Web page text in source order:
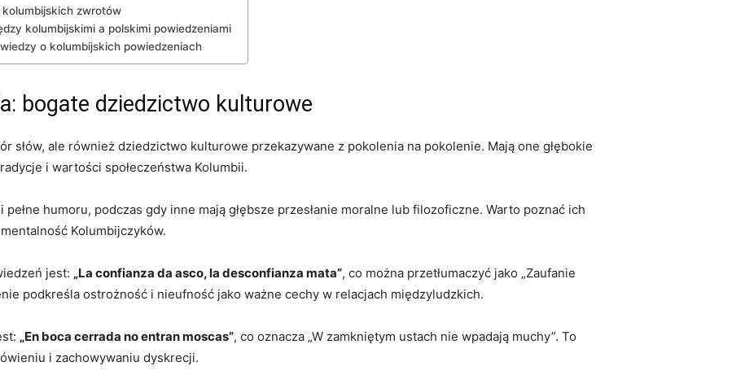
zwrotów
kolumbijskimi a polskimi powiedzeniami
o kolumbijskich ⁤powiedzeniach
bogate ‍dziedzictwo kulturowe
słów, ale również dziedzictwo kulturowe przekazywane z‍ pokolenia na pokolenie. Mają one głębokie‌
i wartości społeczeństwa Kolumbii.
humoru, ‍podczas gdy​ inne ⁤mają głębsze⁣ przesłanie moralne‌ lub filozoficzne.‍ Warto poznać ich⁤
Kolumbijczyków.
jest: „La⁣ confianza da asco, ‍la​ desconfianza mata”, co można przetłumaczyć jako „Zaufanie
podkreśla ostrożność i nieufność jako‌ ważne cechy w relacjach międzyludzkich.
„En ⁢boca ​cerrada no entran ⁢moscas”, co oznacza „W zamkniętym ustach ‍nie wpadają⁤ muchy”.⁤ To
i zachowywaniu‌ dyskrecji.